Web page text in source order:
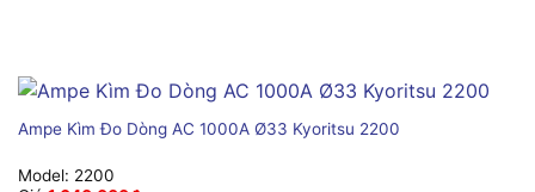
Ampe Kìm Đo Dòng AC 1000A Ø33 Kyoritsu 2200
Model: 2200